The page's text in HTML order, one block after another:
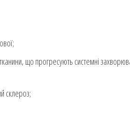
що прогресують системні
склероз;